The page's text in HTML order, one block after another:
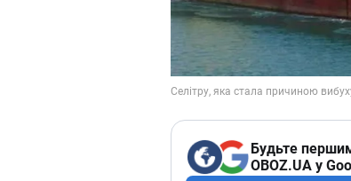
Будьте
OBOZ.UA у